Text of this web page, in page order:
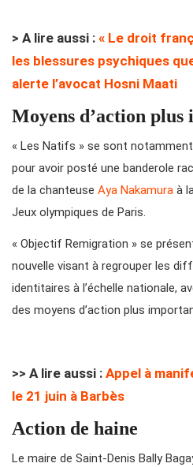
> A lire aussi : « Le droit
les blessures psychiques
alerte l’avocat Hosni Maati
Moyens d’action
« Les Natifs » se sont
pour avoir posté une banderole
de la chanteuse Aya Nakamura à
Jeux olympiques de Paris.
« Objectif Remigration » se
nouvelle visant à regrouper les
identitaires à l’échelle nationale,
des moyens d’action plus
>> A lire aussi : Appel à
le 21 juin à Barbès
Action de haine
Le maire de Saint-Denis Bally